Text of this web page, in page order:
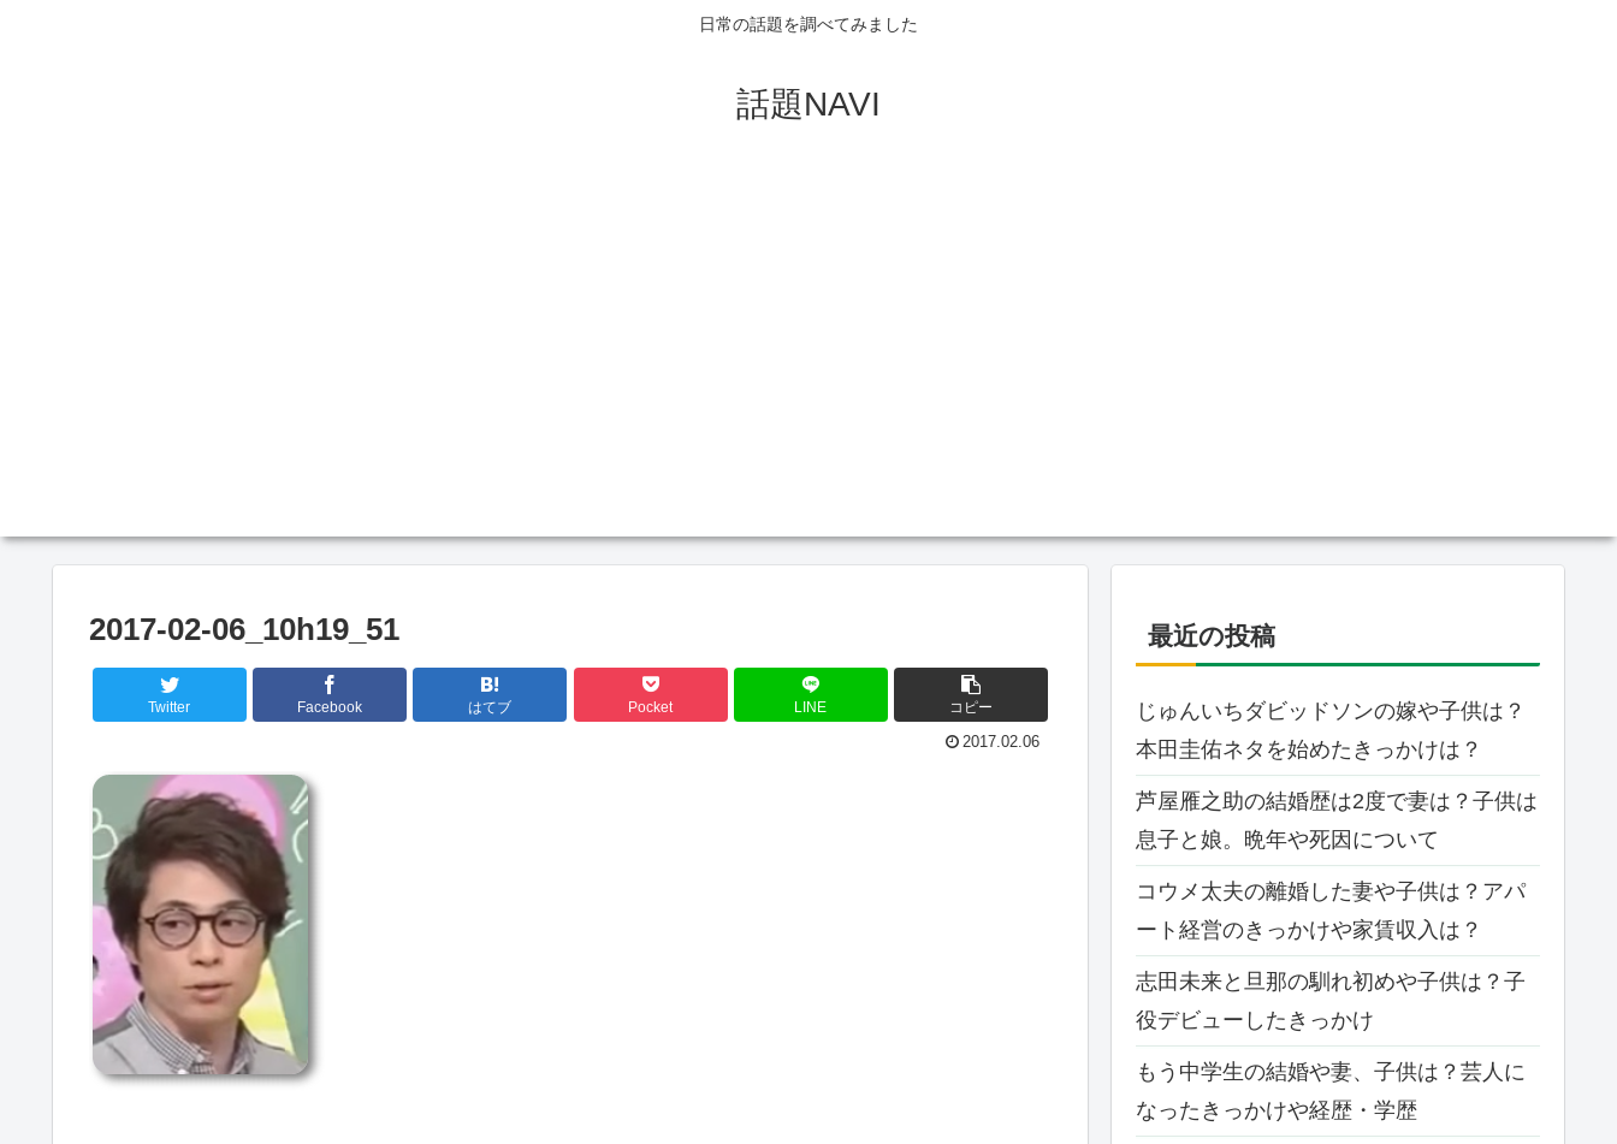
日常の話題を調べてみました
話題NAVI
2017-02-06_10h19_51
Twitter Facebook はてブ Pocket LINE コピー
2017.02.06
最近の投稿
じゅんいちダビッドソンの嫁や子供は？
本田圭佑ネタを始めたきっかけは？
芦屋雁之助の結婚歴は2度で妻は？子供は
息子と娘。晩年や死因について
コウメ太夫の離婚した妻や子供は？アパ
ート経営のきっかけや家賃収入は？
志田未来と旦那の馴れ初めや子供は？子
役デビューしたきっかけ
もう中学生の結婚や妻、子供は？芸人に
なったきっかけや経歴・学歴